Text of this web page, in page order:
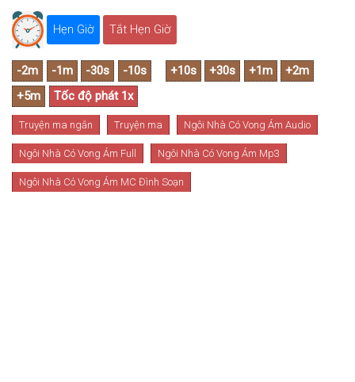
Hẹn Giờ Tắt Hẹn Giờ
Truyện ma ngắn Truyện ma Ngôi Nhà Có Vong Ám Audio
Ngôi Nhà Có Vong Ám Full Ngôi Nhà Có Vong Ám Mp3
Ngôi Nhà Có Vong Ám MC Đình Soạn